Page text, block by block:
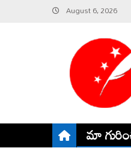
August 6, 2026
మా